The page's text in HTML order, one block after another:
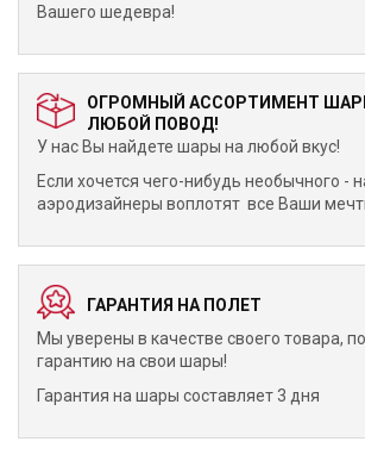
Вашего шедевра!
ОГРОМНЫЙ АССОРТИМЕНТ
ЛЮБОЙ ПОВОД!
У нас Вы найдете шары на любой вкус!
Если хочется чего-нибудь необычного -
аэродизайнеры воплотят все Ваши
ГАРАНТИЯ НА ПОЛЕТ
Мы уверены в качестве своего товара,
гарантию на свои шары!
Гарантия на шары составляет 3 дня